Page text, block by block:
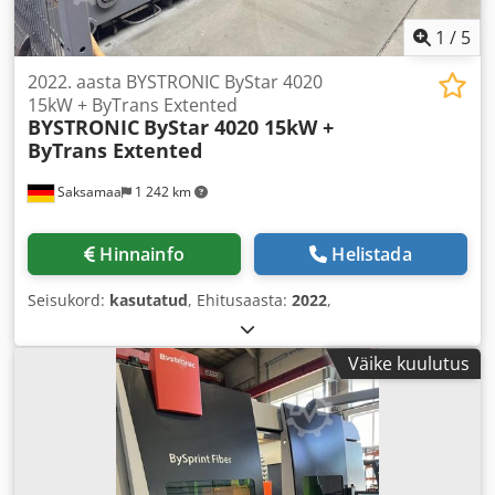
1 / 5
Saksamaa 1 242 km
2022. aasta BYSTRONIC ByStar 4020
15kW + ByTrans Extented
BYSTRONIC ByStar 4020 15kW +
ByTrans Extented
Hinnainfo Helistada
Seisukord: kasutatud, Ehitusaasta: 2022,
Väike kuulutus